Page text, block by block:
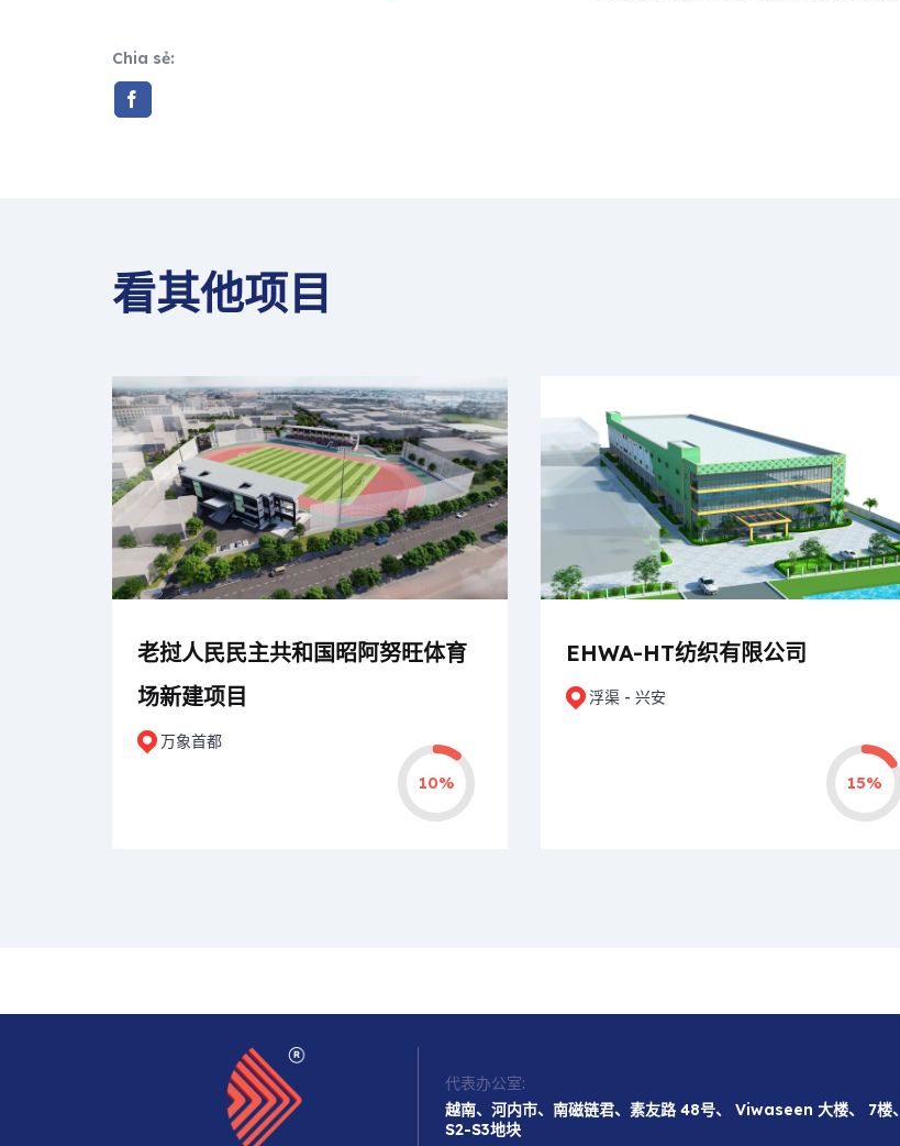
Chia sẻ:
看其他项目
老挝人民民主共和国昭阿努旺体育
场新建项目
万象首都
10%
EHWA-HT纺织有限公司
浮渠 - 兴安
15%
代表办公室:
越南、河内市、南磁链君、素友路 48号、 Viwaseen 大楼、 7楼、
S2-S3地块